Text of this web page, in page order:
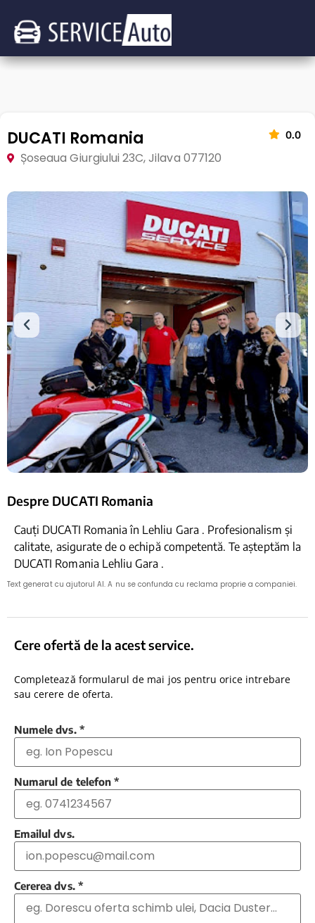
DUCATI Romania 0.0
Șoseaua Giurgiului 23C, Jilava 077120
Despre DUCATI Romania
Cauți DUCATI Romania în Lehliu Gara . Profesionalism și
calitate, asigurate de o echipă competentă. Te așteptăm la
DUCATI Romania Lehliu Gara .
Text generat cu ajutorul AI. A nu se confunda cu reclama proprie a companiei.
Cere ofertă de la acest service.
Completează formularul de mai jos pentru orice intrebare
sau cerere de oferta.
Numele dvs. *
Numarul de telefon *
Emailul dvs.
Cererea dvs. *